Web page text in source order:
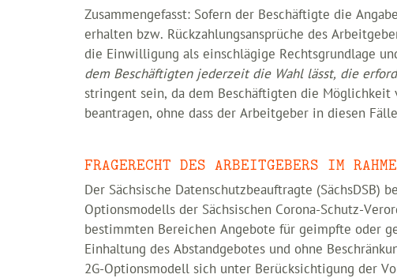
Zusammengefasst: Sofern der Beschäftigte die
erhalten bzw. Rückzahlungsansprüche des
die Einwilligung als einschlägige Rechtsgrundlage
dem Beschäftigten jederzeit die Wahl lässt, die
stringent sein, da dem Beschäftigten die Möglichkeit
beantragen, ohne dass der Arbeitgeber in diesen
FRAGERECHT DES ARBEITGEBERS IM
Der Sächsische Datenschutzbeauftragte (SächsDSB)
Optionsmodells der Sächsischen Corona-Schutz-
bestimmten Bereichen Angebote für geimpfte oder
Einhaltung des Abstandgebotes und ohne
2G-Optionsmodell sich unter Berücksichtigung der